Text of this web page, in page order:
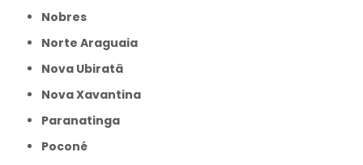
Nobres
Norte Araguaia
Nova Ubiratã
Nova Xavantina
Paranatinga
Poconé